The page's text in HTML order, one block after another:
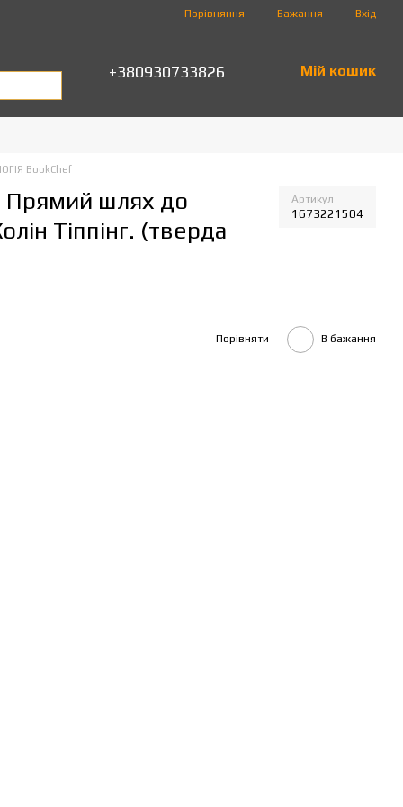
Порівняння Бажання Вхід
+380930733826 Мій кошик
BookChef
Прямий шлях до
Тіппінг. (тверда
Артикул
1673221504
Порівняти В бажання